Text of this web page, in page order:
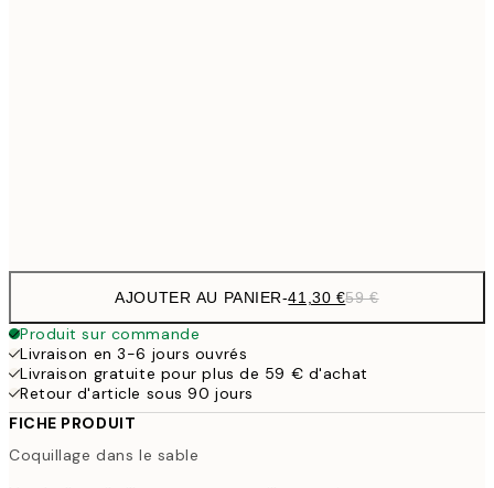
AJOUTER AU PANIER-41,30 €59 €
Produit sur commande
Livraison en 3-6 jours ouvrés
Livraison gratuite pour plus de 59 € d'achat
Retour d'article sous 90 jours
FICHE PRODUIT
Coquillage dans le sable